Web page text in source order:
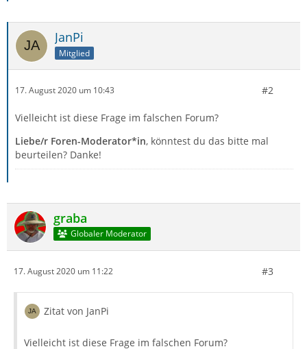
JanPi
Mitglied
17. August 2020 um 10:43 #2
Vielleicht ist diese Frage im falschen Forum?
Liebe/r Foren-Moderator*in, könntest du das bitte mal
beurteilen? Danke!
graba
Globaler Moderator
17. August 2020 um 11:22 #3
Zitat von JanPi
Vielleicht ist diese Frage im falschen Forum?